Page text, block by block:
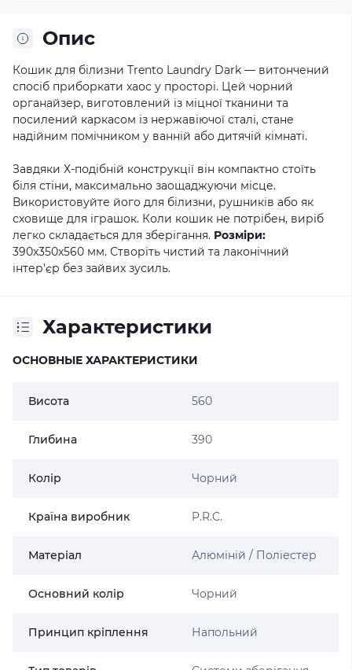
Опис
Кошик для білизни Trento Laundry Dark — витончений
спосіб приборкати хаос у просторі. Цей чорний
органайзер, виготовлений із міцної тканини та
посилений каркасом із нержавіючої сталі, стане
надійним помічником у ванній або дитячій кімнаті.
Завдяки Х-подібній конструкції він компактно стоїть
біля стіни, максимально заощаджуючи місце.
Використовуйте його для білизни, рушників або як
сховище для іграшок. Коли кошик не потрібен, виріб
легко складається для зберігання. Розміри:
390х350х560 мм. Створіть чистий та лаконічний
інтер'єр без зайвих зусиль.
Характеристики
ОСНОВНЫЕ ХАРАКТЕРИСТИКИ
Висота 560
Глибина 390
Колір Чорний
Країна виробник P.R.C.
Матеріал Алюміній / Поліестер
Основний колір Чорний
Принцип кріплення Напольний